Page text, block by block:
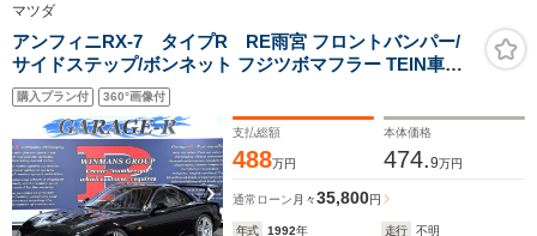
マツダ
アンフィニRX-7 タイプR RE雨宮 フロントバンパー/
サイドステップ/ボンネット フジツボマフラー TEIN車高
調 GTウイング HKSエアクリーナー AVS MODEL5
18inchAW カロッツェリアディスプレイオーディオ
(Bluetooth/DISC/USB) ミラー型ドラレコ
購入プラン付 360°画像付
支払総額
488万円
本体価格
474.9万円
通常ローン 月々35,800円
年式 1992年 走行
不明